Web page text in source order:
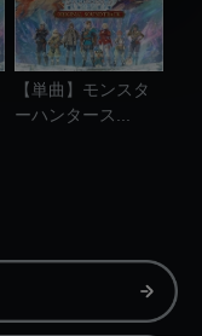
【単曲】モンスタ
ーハンタース...